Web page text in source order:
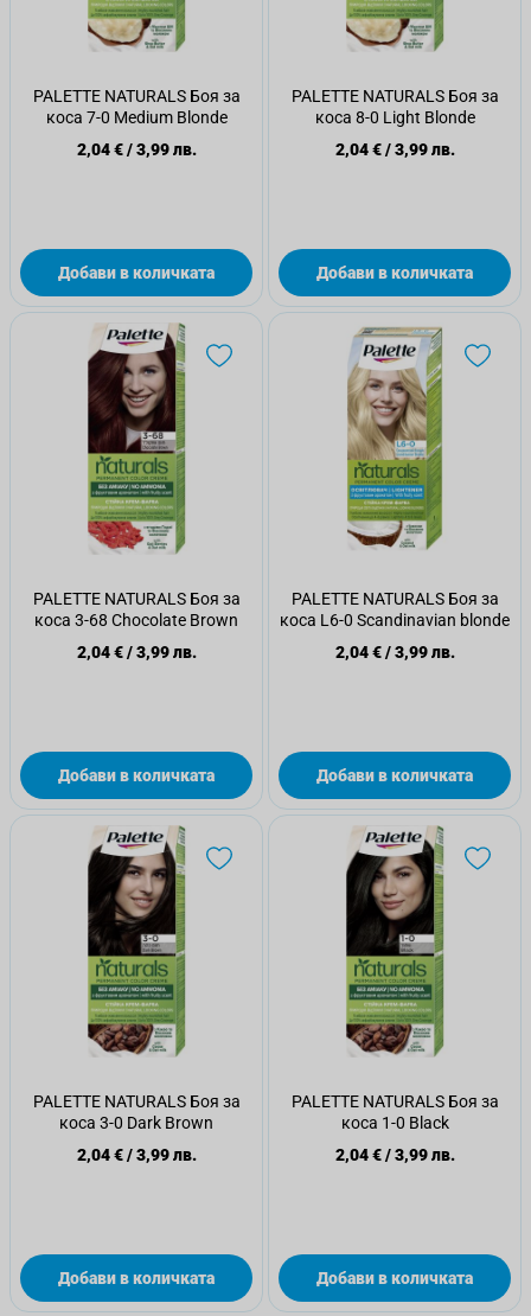
PALETTE NATURALS Боя за
коса 7-0 Medium Blonde
2,04 €/3,99 лв.
Добави в количката
PALETTE NATURALS Боя за
коса 8-0 Light Blonde
2,04 €/3,99 лв.
Добави в количката
PALETTE NATURALS Боя за
коса 3-68 Chocolate Brown
2,04 €/3,99 лв.
Добави в количката
PALETTE NATURALS Боя за
коса L6-0 Scandinavian blonde
2,04 €/3,99 лв.
Добави в количката
PALETTE NATURALS Боя за
коса 3-0 Dark Brown
2,04 €/3,99 лв.
Добави в количката
PALETTE NATURALS Боя за
коса 1-0 Black
2,04 €/3,99 лв.
Добави в количката